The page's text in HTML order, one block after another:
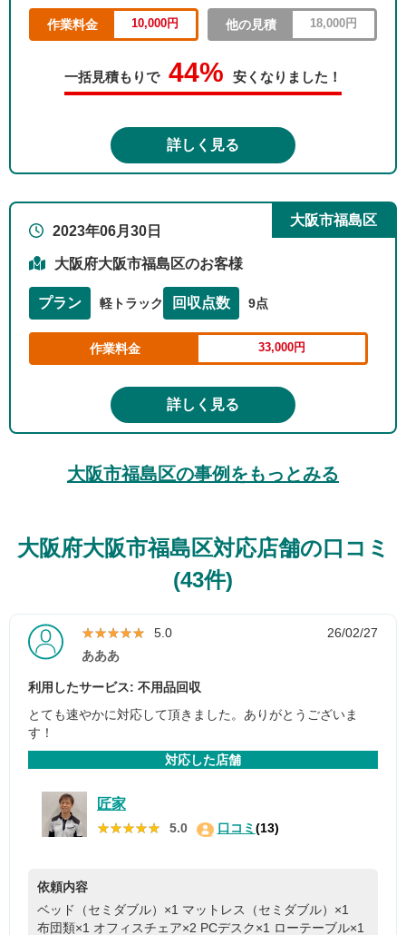
作業料金 10,000円 他の見積 18,000円
一括見積もりで 44% 安くなりました！
詳しく見る
大阪市福島区
2023年06月30日
大阪府大阪市福島区のお客様
プラン 軽トラック 回収点数 9点
作業料金 33,000円
詳しく見る
大阪市福島区の事例をもっとみる
大阪府大阪市福島区対応店舗の口コミ
(43件)
★★★★★
★★★★★ 5.0
26/02/27
あああ
利用したサービス: 不用品回収
とても速やかに対応して頂きました。ありがとうございま
す！
対応した店舗
匠家
★★★★★
★★★★★ 5.0 口コミ(13)
依頼内容
ベッド（セミダブル）×1 マットレス（セミダブル）×1
布団類×1 オフィスチェア×2 PCデスク×1 ローテーブル×1